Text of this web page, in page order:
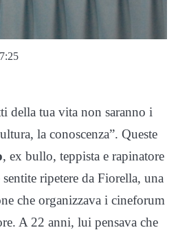
della tua vita non saranno i
la conoscenza”. Queste
, ex bullo, teppista e rapinatore
ripetere da Fiorella, una
che organizzava i cineforum
A 22 anni, lui pensava che